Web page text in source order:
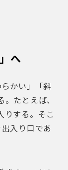
へ
かい」「斜
たとえば、
りする。そこ
入り口であ